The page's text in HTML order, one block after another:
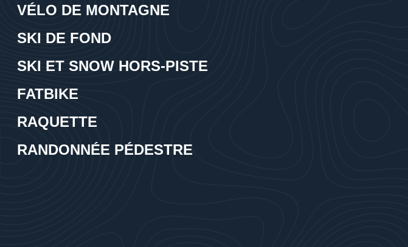
VÉLO DE MONTAGNE
SKI DE FOND
SKI ET SNOW HORS-PISTE
FATBIKE
RAQUETTE
RANDONNÉE PÉDESTRE